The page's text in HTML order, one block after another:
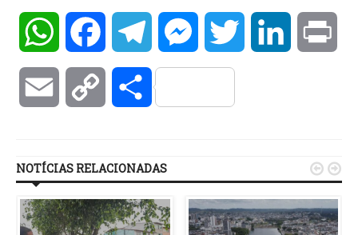
WhatsAppFacebookTelegramMessengerTwitter LinkedIn
Email Copy Compartilhar
NOTÍCIAS RELACIONADAS  